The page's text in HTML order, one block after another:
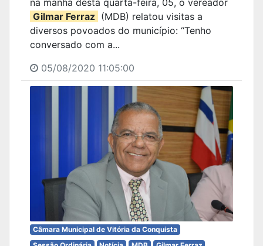
Gilmar Ferraz (MDB) relatou visitas a
diversos povoados do município: “Tenho
conversado com a...
05/08/2020 11:05:00
Câmara Municipal de Vitória da Conquista